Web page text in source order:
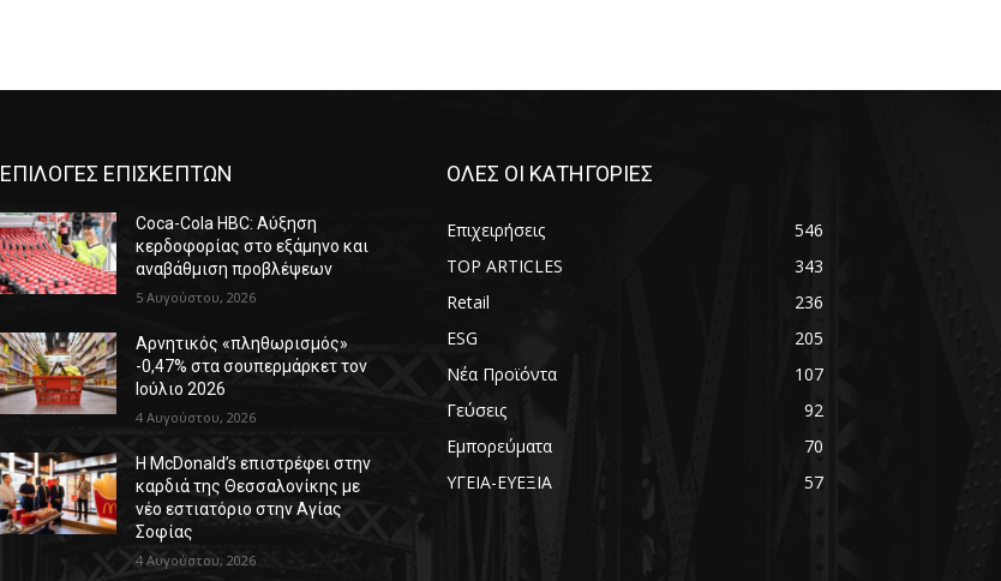
ΕΠΙΛΟΓΕΣ ΕΠΙΣΚΕΠΤΩΝ
Coca-Cola HBC: Αύξηση
κερδοφορίας στο εξάμηνο και
αναβάθμιση προβλέψεων
5 Αυγούστου, 2026
Αρνητικός «πληθωρισμός»
-0,47% στα σουπερμάρκετ τον
Ιούλιο 2026
4 Αυγούστου, 2026
Η McDonald’s επιστρέφει στην
καρδιά της Θεσσαλονίκης με
νέο εστιατόριο στην Αγίας
Σοφίας
4 Αυγούστου, 2026
ΟΛΕΣ ΟΙ ΚΑΤΗΓΟΡΙΕΣ
Επιχειρήσεις
546
TOP ARTICLES
343
Retail
236
ESG
205
Νέα Προϊόντα
107
Γεύσεις
92
Εμπορεύματα
70
ΥΓΕΙΑ-ΕΥΕΞΙΑ
57